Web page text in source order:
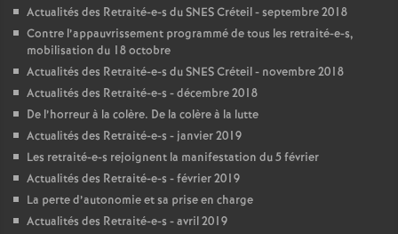
Actualités des Retraité-e-s duSNESCréteil - septembre 2018
Contre l’appauvrissement programmé de tous les retraité-e-s,
mobilisation du 18 octobre
Actualités des Retraité-e-s duSNESCréteil - novembre 2018
Actualités des Retraité-e-s - décembre 2018
De l’horreur à la colère. De la colère à la lutte
Actualités des Retraité-e-s - janvier 2019
Les retraité-e-s rejoignent la manifestation du 5 février
Actualités des Retraité-e-s - février 2019
La perte d’autonomie et sa prise en charge
Actualités des Retraité-e-s - avril 2019